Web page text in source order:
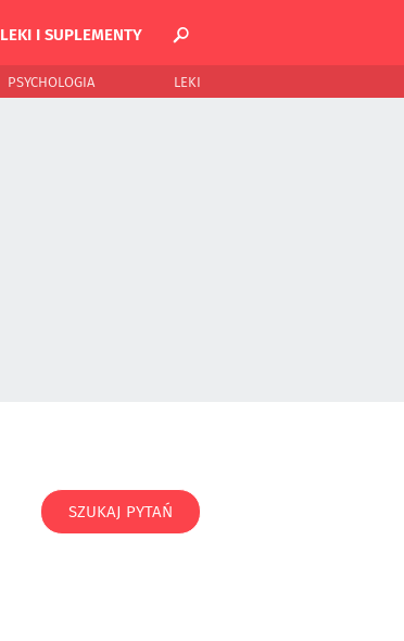
LEKI I SUPLEMENTY
PSYCHOLOGIA LEKI
SZUKAJ PYTAŃ